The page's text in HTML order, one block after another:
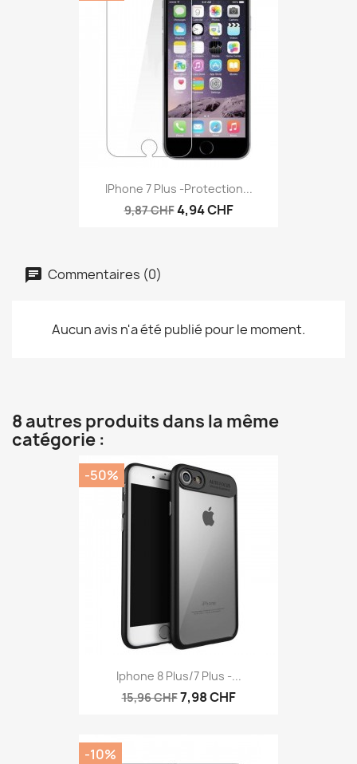
IPhone 7 Plus -protection...
9,87 CHF4,94 CHF
Commentaires (0)
Aucun avis n'a été publié pour le moment.
8 autres produits dans la même
catégorie :
Iphone 8 Plus/7 Plus -...
15,96 CHF7,98 CHF
-50%
-10%